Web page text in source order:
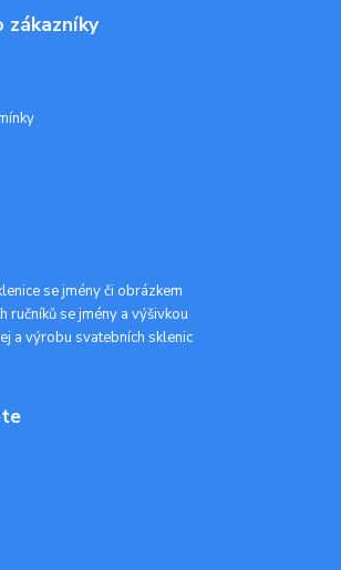
zákazníky
se jmény či obrázkem
ručníků se jmény a výšivkou
a výrobu svatebních sklenic